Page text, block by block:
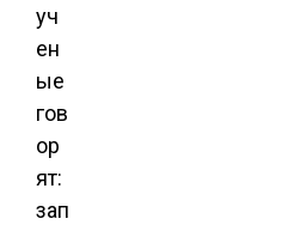
уч
ен
ые
гов
ор
ят:
зап